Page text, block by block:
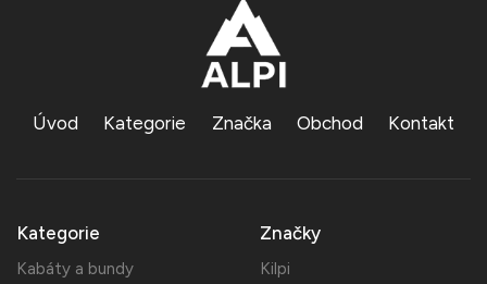
Úvod Kategorie Značka Obchod Kontakt
Kategorie
Kabáty a bundy
Značky
Kilpi